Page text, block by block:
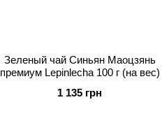
Зеленый чай Синьян Маоцзянь
премиум Lepinlecha 100 г (на вес)
1 135 грн